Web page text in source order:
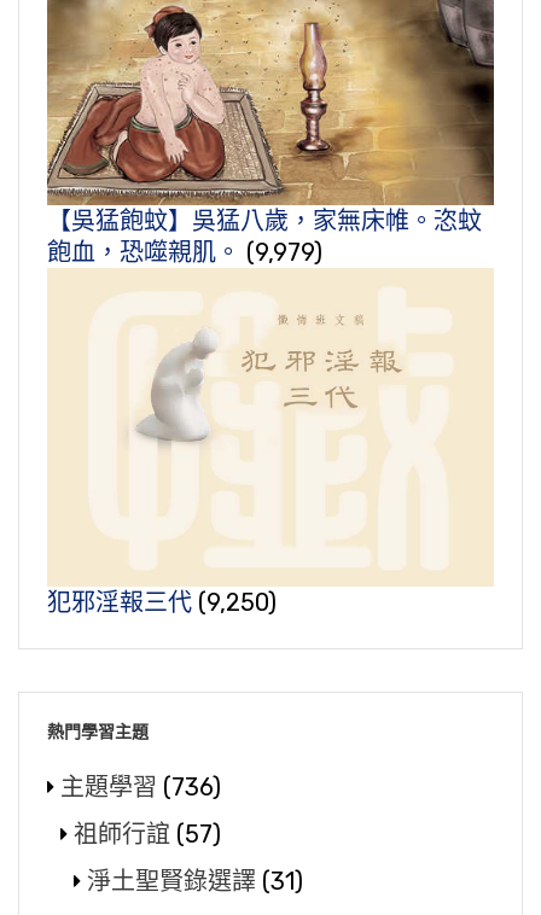
【吳猛飽蚊】吳猛八歲，家無床帷。恣蚊
飽血，恐噬親肌。 (9,979)
犯邪淫報三代 (9,250)
熱門學習主題
主題學習 (736)
祖師行誼 (57)
淨土聖賢錄選譯 (31)